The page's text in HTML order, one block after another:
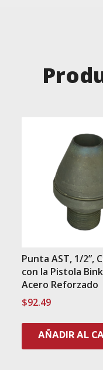
Punta AST, 1/2”,
con la Pistola
Acero Reforzado
$92.49
AÑADIR AL